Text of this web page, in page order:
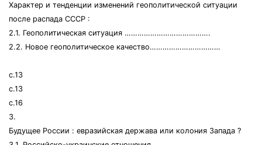
Характер и тенденции изменений геополитической ситуации
после распада СССР :
2.1. Геополитическая ситуация ………………………………….
2.2. Новое геополитическое качество……………………………
с.13
с.13
с.16
3.
Будущее России : евразийская держава или колония Запада ?